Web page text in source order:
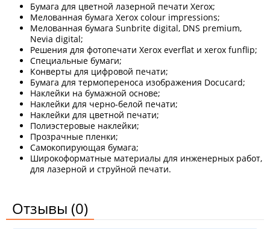
Бумага для цветной лазерной печати Xerox;
Мелованная бумага Xerox colour impressions;
Мелованная бумага Sunbrite digital, DNS premium,
Nevia digital;
Решения для фотопечати Xerox everflat и xerox funflip;
Специальные бумаги;
Конверты для цифровой печати;
Бумага для термопереноса изображения Docucard;
Наклейки на бумажной основе;
Наклейки для черно-белой печати;
Наклейки для цветной печати;
Полиэстеровые наклейки;
Прозрачные пленки;
Самокопирующая бумага;
Широкоформатные материалы для инженерных работ,
для лазерной и струйной печати.
Отзывы (0)